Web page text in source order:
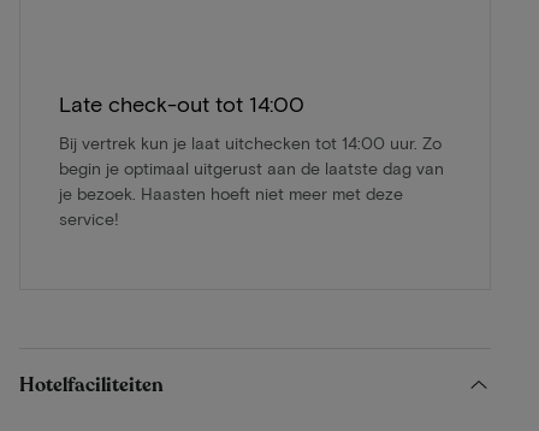
Late check-out tot 14:00
Bij vertrek kun je laat uitchecken tot 14:00 uur. Zo
begin je optimaal uitgerust aan de laatste dag van
je bezoek. Haasten hoeft niet meer met deze
service!
Hotelfaciliteiten